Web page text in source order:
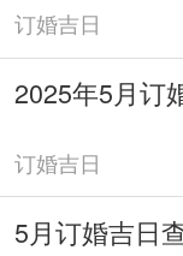
订婚吉日
2025年5月订
订婚吉日
5月订婚吉日